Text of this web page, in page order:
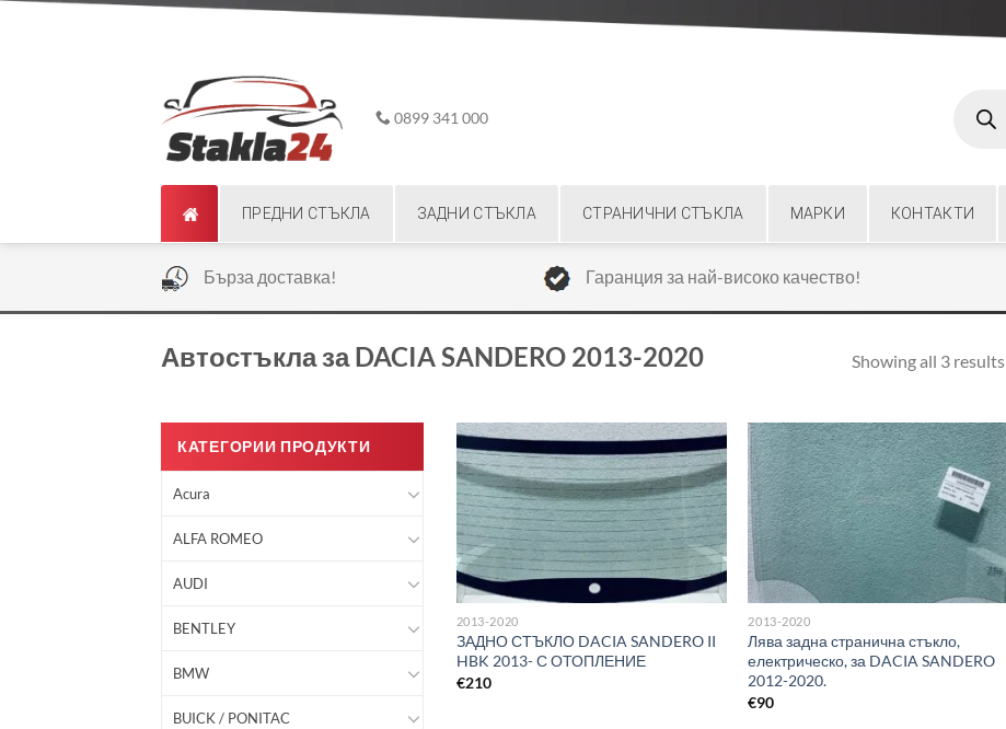
0899 341 000
search
ПРЕДНИ СТЪКЛА ЗАДНИ СТЪКЛА СТРАНИЧНИ СТЪКЛА МАРКИ КОНТАКТИ
Бърза доставка! Гаранция за най-високо качество!
Автостъкла за DACIA SANDERO 2013-2020 Showing all 3 results
КАТЕГОРИИ ПРОДУКТИ
Acura
ALFA ROMEO
AUDI
BENTLEY
BMW
BUICK / PONITAC
2013-2020
ЗАДНО СТЪКЛО DACIA SANDERO II
HBK 2013- С ОТОПЛЕНИЕ
€210
2013-2020
Лява задна странична стъкло,
електрическо, за DACIA SANDERO
2012-2020.
€90